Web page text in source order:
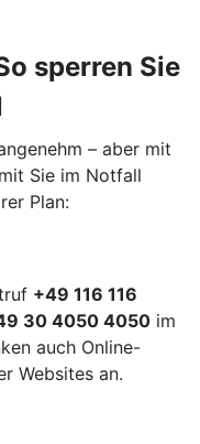
sperren Sie
– aber mit
Sie im Notfall
Plan:
+49 116 116
30 4050 4050 im
auch Online-
Websites an.